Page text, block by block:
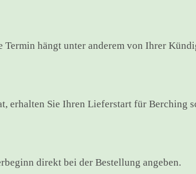
hängt unter anderem von Ihrer
erhalten Sie Ihren Lieferstart für Berching
direkt bei der Bestellung angeben.